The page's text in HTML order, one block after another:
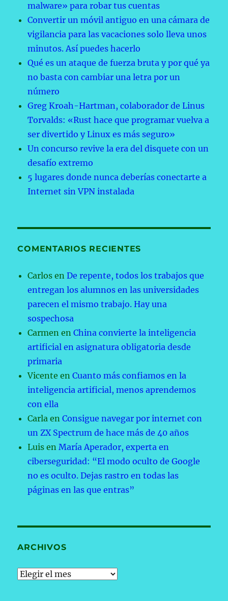
malware» para robar tus cuentas
Convertir un móvil antiguo en una cámara de
vigilancia para las vacaciones solo lleva unos
minutos. Así puedes hacerlo
Qué es un ataque de fuerza bruta y por qué ya
no basta con cambiar una letra por un
número
Greg Kroah-Hartman, colaborador de Linus
Torvalds: «Rust hace que programar vuelva a
ser divertido y Linux es más seguro»
Un concurso revive la era del disquete con un
desafío extremo
5 lugares donde nunca deberías conectarte a
Internet sin VPN instalada
COMENTARIOS RECIENTES
Carlos enDe repente, todos los trabajos que
entregan los alumnos en las universidades
parecen el mismo trabajo. Hay una
sospechosa
Carmen enChina convierte la inteligencia
artificial en asignatura obligatoria desde
primaria
Vicente enCuanto más confiamos en la
inteligencia artificial, menos aprendemos
con ella
Carla enConsigue navegar por internet con
un ZX Spectrum de hace más de 40 años
Luis enMaría Aperador, experta en
ciberseguridad: “El modo oculto de Google
no es oculto. Dejas rastro en todas las
páginas en las que entras”
ARCHIVOS
Archivos